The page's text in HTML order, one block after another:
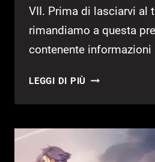
VII. Prima di lasciarvi al
rimandiamo a questa
contenente informazioni
LEGGI DI PIÙ TRAILS
SVELATO